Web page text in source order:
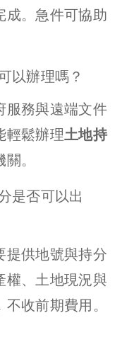
成。急件可協助
以辦理嗎？
服務與遠端文件
輕鬆辦理土地持
。
是否可以出
提供地號與持分
權、土地現況與
不收前期費用。